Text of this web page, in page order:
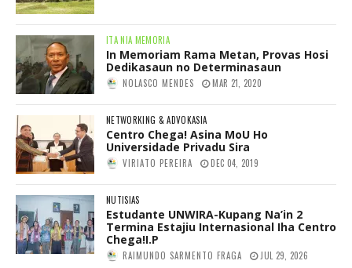
ITA NIA MEMORIA
In Memoriam Rama Metan, Provas Hosi
Dedikasaun no Determinasaun
NOLASCO MENDES MAR 21, 2020
NETWORKING & ADVOKASIA
Centro Chega! Asina MoU Ho
Universidade Privadu Sira
VIRIATO PEREIRA DEC 04, 2019
NUTISIAS
Estudante UNWIRA-Kupang Na’in 2
Termina Estajiu Internasional Iha Centro
Chega!I.P
RAIMUNDO SARMENTO FRAGA JUL 29, 2026